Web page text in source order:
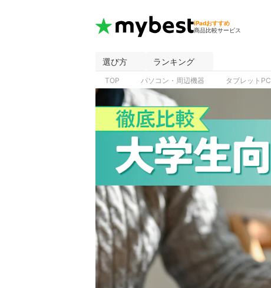
iPadおすすめ
商品比較サービス
選び方 ランキング
TOP パソコン・周辺機器 タブレットPC